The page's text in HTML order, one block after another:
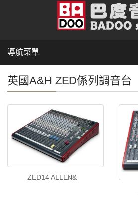
導航菜單
英國A&H ZED係列調音台
ZED14 ALLEN&